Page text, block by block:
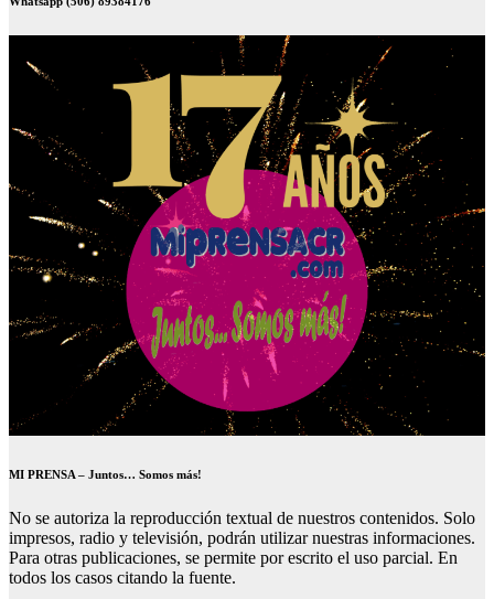
MI PRENSA – Juntos… Somos más!
No se autoriza la reproducción textual de nuestros contenidos. Solo
impresos, radio y televisión, podrán utilizar nuestras informaciones.
Para otras publicaciones, se permite por escrito el uso parcial. En
todos los casos citando la fuente.